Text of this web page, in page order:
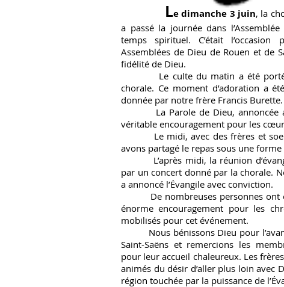
Le dimanche 3 juin, la
a passé la journée dans l’Assemblée
temps spirituel. C’était l’occasion
Assemblées de Dieu de Rouen et de
fidélité de Dieu.
Le culte du matin a été porté
chorale. Ce moment d’adoration a
donnée par notre frère Francis Burette.
La Parole de Dieu, annoncée
véritable encouragement pour les
Le midi, avec des frères et
avons partagé le repas sous une forme
L’après midi, la réunion
par un concert donné par la chorale.
a annoncé l’Évangile avec conviction.
De nombreuses personnes ont
énorme encouragement pour les
mobilisés pour cet événement.
Nous bénissons Dieu pour
Saint-Saëns et remercions les
pour leur accueil chaleureux. Les
animés du désir d’aller plus loin avec
région touchée par la puissance de